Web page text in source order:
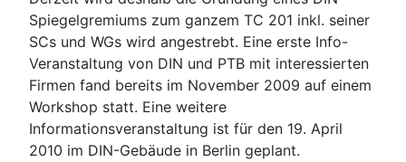
Spiegelgremiums zum ganzem TC 201 inkl. seiner
SCs und WGs wird angestrebt. Eine erste Info-
Veranstaltung von DIN und PTB mit interessierten
Firmen fand bereits im November 2009 auf einem
Workshop statt. Eine weitere
Informationsveranstaltung ist für den 19. April
2010 im DIN-Gebäude in Berlin geplant.